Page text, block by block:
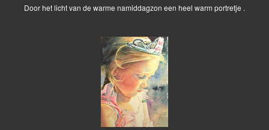
Door het licht van de warme namiddagzon een heel warm portretje .